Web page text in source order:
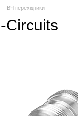
ВЧ перехідники
Circuits